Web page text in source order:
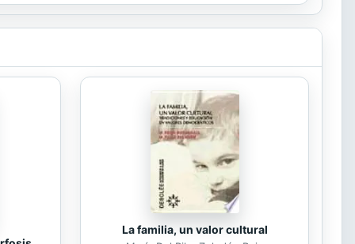
La familia, un valor cultural